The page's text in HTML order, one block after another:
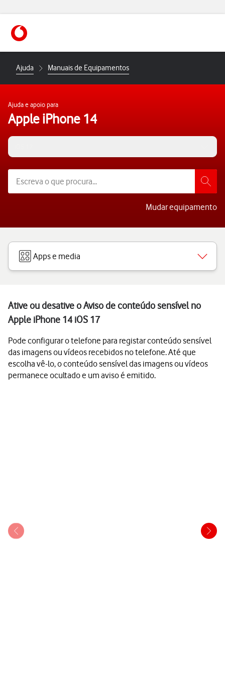
https://www.vodafone.pt
Ajuda Manuais de Equipamentos
Ajuda e apoio para
Apple iPhone 14
Mudar equipamento
Apps e media
Ative ou desative o Aviso de conteúdo sensível no
Apple iPhone 14 iOS 17
Pode configurar o telefone para registar conteúdo sensível
das imagens ou vídeos recebidos no telefone. Até que
escolha vê-lo, o conteúdo sensível das imagens ou vídeos
permanece ocultado e um aviso é emitido.